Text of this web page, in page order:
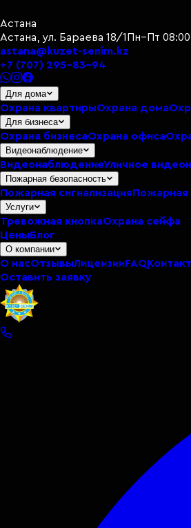
Астана
Астана, ул. Бараева 18/1 Пн–Пт
astana@kuzet-senim.kz
+7 (707) 295-83-94
Для дома
Охрана квартирыОхрана дома
Для бизнеса
Охрана бизнесаОхрана офиса
Видеонаблюдение
ВидеонаблюдениеУличное
Пожарная безопасность
Пожарная сигнализацияПожарная
Услуги
Тревожная кнопкаОхрана сейфа
ЦеныБлог
О компании
О насОтзывыЛицензииFAQ
Оставить заявку